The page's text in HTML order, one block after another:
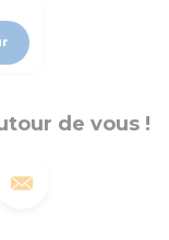
de vous !